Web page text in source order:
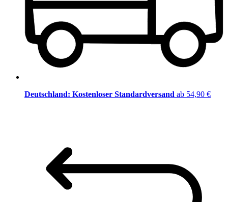
Deutschland: Kostenloser Standardversand ab 54,90 €